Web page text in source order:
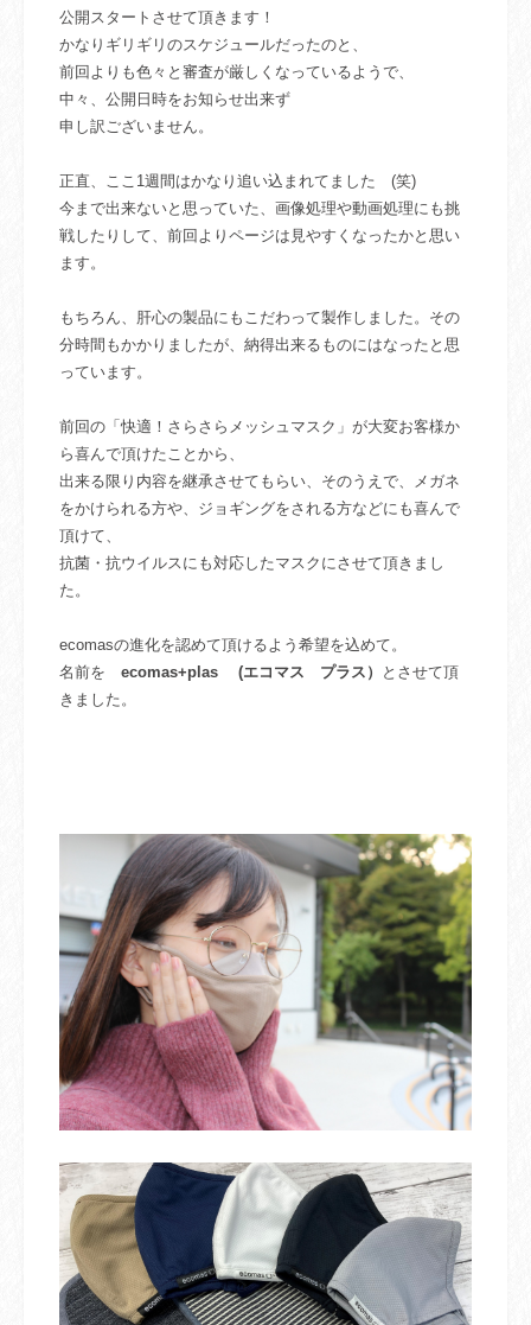
公開スタートさせて頂きます！
かなりギリギリのスケジュールだったのと、
前回よりも色々と審査が厳しくなっているようで、
中々、公開日時をお知らせ出来ず
申し訳ございません。
正直、ここ1週間はかなり追い込まれてました (笑)
今まで出来ないと思っていた、画像処理や動画処理にも挑
戦したりして、前回よりページは見やすくなったかと思い
ます。
もちろん、肝心の製品にもこだわって製作しました。その
分時間もかかりましたが、納得出来るものにはなったと思
っています。
前回の「快適！さらさらメッシュマスク」が大変お客様か
ら喜んで頂けたことから、
出来る限り内容を継承させてもらい、そのうえで、メガネ
をかけられる方や、ジョギングをされる方などにも喜んで
頂けて、
抗菌・抗ウイルスにも対応したマスクにさせて頂きまし
た。
ecomasの進化を認めて頂けるよう希望を込めて。
名前を ecomas+plas (エコマス プラス）
とさせて頂
きました。